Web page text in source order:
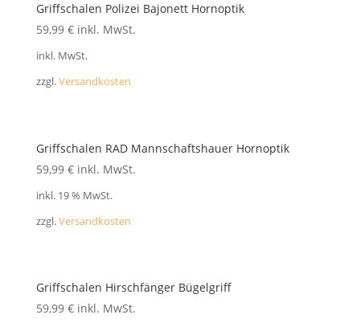
FAQ
Griffschalen Polizei Bajonett Hornoptik
59,99 € inkl. MwSt.
inkl. MwSt.
zzgl.Versandkosten
Griffschalen RAD Mannschaftshauer Hornoptik
59,99 € inkl. MwSt.
inkl. 19 % MwSt.
zzgl.Versandkosten
Griffschalen Hirschfänger Bügelgriff
59,99 € inkl. MwSt.